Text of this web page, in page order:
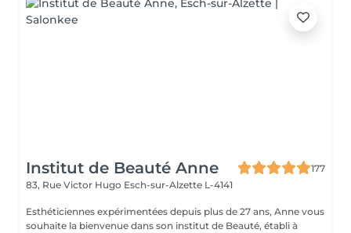
Institut de Beauté Anne
177
83, Rue Victor Hugo Esch-sur-Alzette L-4141
Esthéticiennes expérimentées depuis plus de 27 ans, Anne vous
souhaite la bienvenue dans son institut de Beauté, établi à